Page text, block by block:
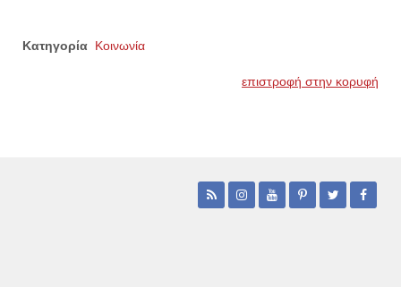
Κατηγορία Κοινωνία
επιστροφή στην κορυφή